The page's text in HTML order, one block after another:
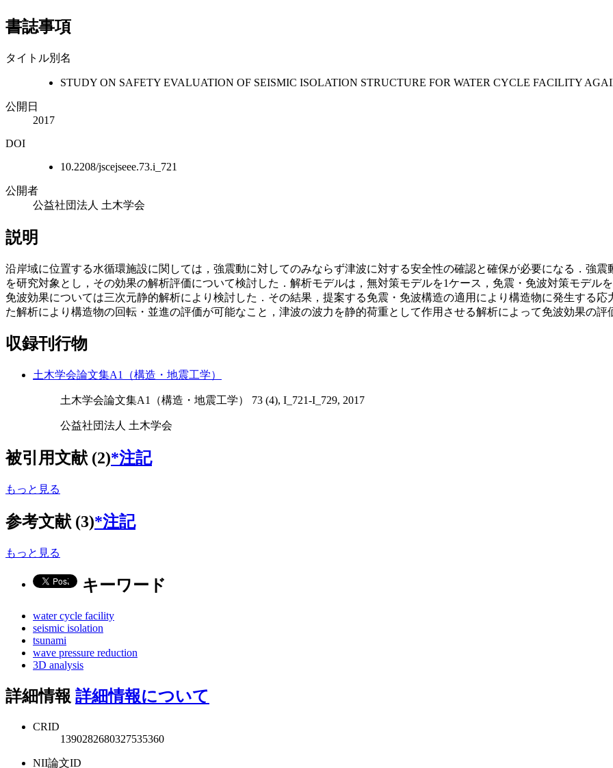
書誌事項
タイトル別名
STUDY ON SAFETY EVALUATION OF SEISMIC ISOLATION STRUCTURE FOR WATER CYCLE FACILITY
公開日
2017
DOI
10.2208/jscejseee.73.i_721
公開者
公益社団法人 土木学会
説明
沿岸域に位置する水循環施設に関しては，強震動に対してのみならず津波に対する安全性の確認と確保が必要になる．強
を研究対象とし，その効果の解析評価について検討した．解析モデルは，無対策モデルを1ケース，免震・免波対策モデル
免波効果については三次元静的解析により検討した．その結果，提案する免震・免波構造の適用により構造物に発生する
た解析により構造物の回転・並進の評価が可能なこと，津波の波力を静的荷重として作用させる解析によって免波効果の
収録刊行物
土木学会論文集A1（構造・地震工学）
土木学会論文集A1（構造・地震工学） 73 (4), I_721-I_729, 2017
公益社団法人 土木学会
被引用文献 (2)*注記
もっと見る
参考文献 (3)*注記
もっと見る
キーワード
water cycle facility
seismic isolation
tsunami
wave pressure reduction
3D analysis
詳細情報 詳細情報について
CRID
1390282680327535360
NII論文ID